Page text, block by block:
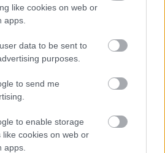
like cookies on web or
apps.
data to be sent to
purposes.
to send me
to enable storage
like cookies on web or
apps.
pogrom, 1946